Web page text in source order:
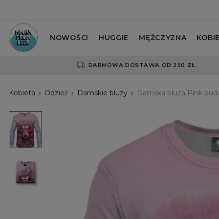
NOWOŚCI HUGGIE MĘŻCZYZNA
DARMOWA DOSTAWA OD 250 ZŁ
Kobieta Odzież Damskie bluzy Damska bluza Pink
Damska
bluza
Pink
puddle
bluza
Pink
puddle